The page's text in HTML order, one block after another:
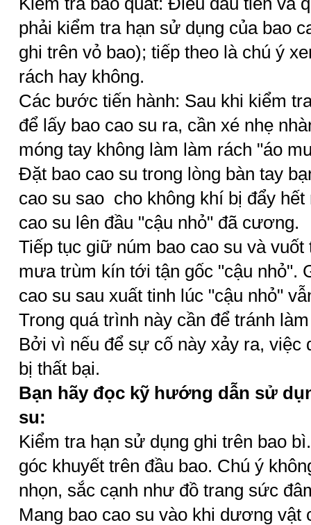
phải kiểm tra hạn sử dụng của bao
ghi trên vỏ bao); tiếp theo là chú ý
rách hay không.
Các bước tiến hành: Sau khi kiểm
để lấy bao cao su ra, cần xé nhẹ
móng tay không làm làm rách "áo
Đặt bao cao su trong lòng bàn tay
cao su sao cho không khí bị đẩy
cao su lên đầu "cậu nhỏ" đã cương.
Tiếp tục giữ núm bao cao su và vuốt
mưa trùm kín tới tận gốc "cậu nhỏ".
cao su sau xuất tinh lúc "cậu nhỏ"
Trong quá trình này cần để tránh
Bởi vì nếu để sự cố này xảy ra, việc
bị thất bại.
Bạn hãy đọc kỹ hướng dẫn sử
su:
Kiểm tra hạn sử dụng ghi trên bao
góc khuyết trên đầu bao. Chú ý
nhọn, sắc cạnh như đồ trang sức
Mang bao cao su vào khi dương